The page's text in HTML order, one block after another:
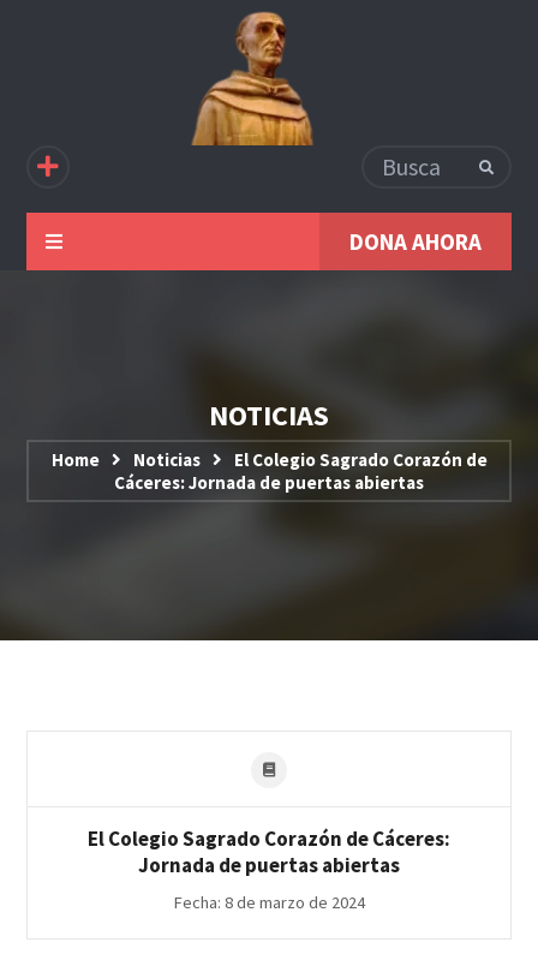
DONA AHORA
NOTICIAS
Home Noticias
El Colegio Sagrado Corazón de
Cáceres: Jornada de puertas abiertas
El Colegio Sagrado Corazón de Cáceres:
Jornada de puertas abiertas
Fecha: 8 de marzo de 2024